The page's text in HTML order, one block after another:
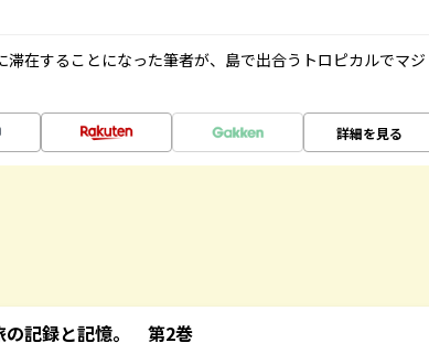
滞在することになった筆者が、島で出合うトロピカルでマジ
詳細を見る
の記録と記憶。 第2巻